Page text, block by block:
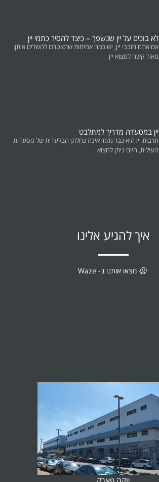
לא בוכים על יין שנשפך – כיצד להסיר כתמי יין
אם אתם חובבי יין, יש כמה אמיתות שתצטרכו להשלים איתן:
מאוד קשה למצוא יין
יין במסעדה מדריך למתלבט
תרבות יין היא כבר מזמן אינה נחלתן הבלעדית של מסעדות
העילית, היום ניתן למצוא
איך להגיע אלינו
מצאו אותנו ב- Waze